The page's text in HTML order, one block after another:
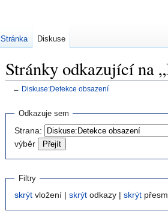
Stránky odkazující na
← Diskuse:Detekce obsazení
Skočit
navigaci
Skočit
vyhledávání
Odkazuje sem
Strana:
výběr
Filtry
skrýt vložení | skrýt odkazy | skrýt
Stránka Diskuse